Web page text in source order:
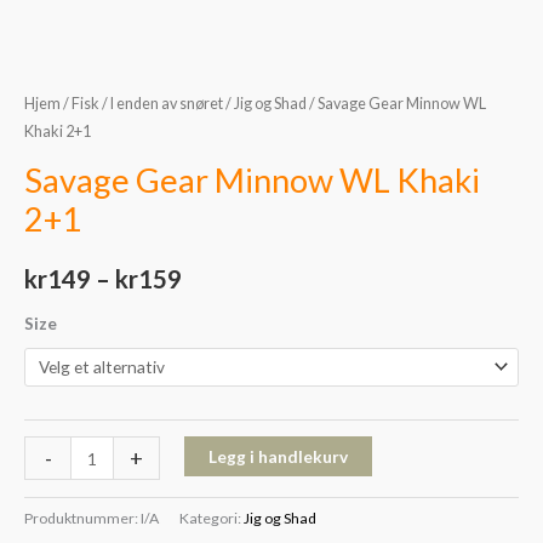
Hjem / Fisk / I enden av snøret/Jig og Shad / Savage Gear Minnow WL
Khaki 2+1
Savage Gear Minnow WL Khaki
2+1
kr149 – kr159
Size
- + Legg i handlekurv
Produktnummer: I/A Kategori: Jig og Shad